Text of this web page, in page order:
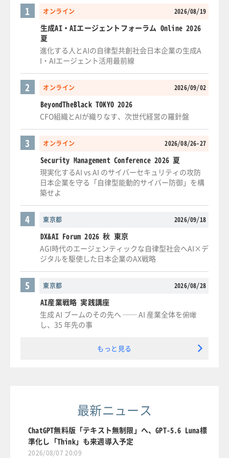
オンライン 2026/08/19
1
生成AI・AIエージェントフォーラム Online 2026
夏
進化する人とAIの自律型共創社会日本企業の生成A
I・AIエージェント活用最前線
オンライン 2026/09/02
2
BeyondTheBlack TOKYO 2026
CFO組織とAIが織りなす、次世代経営の羅針盤
オンライン 2026/08/26-27
3
Security Management Conference 2026 夏
現実化するAI vs AI のサイバーセキュリティの攻防
日本企業を守る「自律型能動的サイバー防御」を構
築せよ
東京都 2026/09/18
4
DX&AI Forum 2026 秋 東京
AGI時代のエージェンティックな自律型社会へAI×デ
ジタルを駆使した日本企業のAX戦略
東京都 2026/08/28
5
AI産業戦略 実践講座
生成 AI ブームのその先へ ── AI 産業全体を俯瞰
し、35 年先の事
もっと見る
最新ニュース
ChatGPT無料版「テキスト無制限」へ、GPT-5.6 Luna標
準化し「Think」も来週導入予定
2026/08/07 20:09